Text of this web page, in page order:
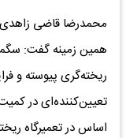
محمدرضا قاضی
همین زمینه گفت:
ریخته‌گری پیوسته و
تعیین‌کننده‌ای در
اساس در تعمیرگاه